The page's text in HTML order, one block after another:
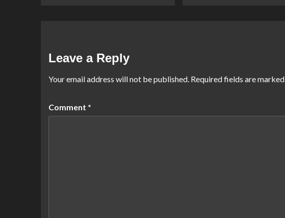
Leave a Reply
Your email address will not be published. Required fields are marked
Comment *